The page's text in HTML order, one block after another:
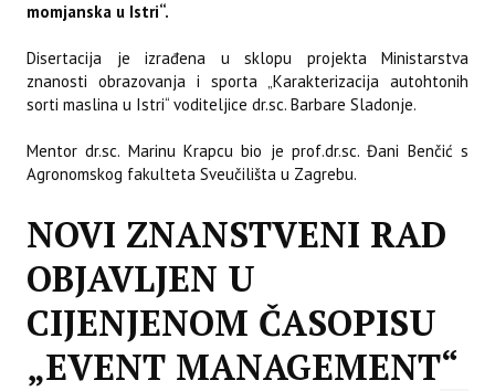
momjanska u Istri“.
Disertacija je izrađena u sklopu projekta Ministarstva
znanosti obrazovanja i sporta „Karakterizacija autohtonih
sorti maslina u Istri“ voditeljice dr.sc. Barbare Sladonje.
Mentor dr.sc. Marinu Krapcu bio je prof.dr.sc. Đani Benčić s
Agronomskog fakulteta Sveučilišta u Zagrebu.
NOVI ZNANSTVENI RAD
OBJAVLJEN U
CIJENJENOM ČASOPISU
„EVENT MANAGEMENT“